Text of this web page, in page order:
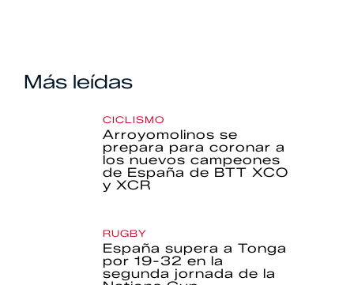
Más leídas
CICLISMO
Arroyomolinos se
prepara para coronar a
los nuevos campeones
de España de BTT XCO
y XCR
RUGBY
España supera a Tonga
por 19-32 en la
segunda jornada de la